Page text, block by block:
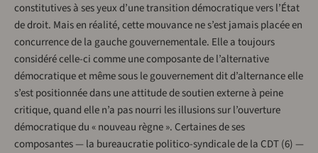
constitutives à ses yeux d’une transition démocratique vers l’État
de droit. Mais en réalité, cette mouvance ne s’est jamais placée en
concurrence de la gauche gouvernementale. Elle a toujours
considéré celle-ci comme une composante de l’alternative
démocratique et même sous le gouvernement dit d’alternance elle
s’est positionnée dans une attitude de soutien externe à peine
critique, quand elle n’a pas nourri les illusions sur l’ouverture
démocratique du « nouveau règne ». Certaines de ses
composantes — la bureaucratie politico-syndicale de la CDT (6) —